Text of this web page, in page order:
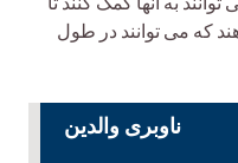
که می توانند در طول
ناوبری والدین